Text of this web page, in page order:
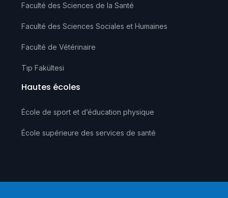
Faculté des Sciences de la Santé
Faculté des Sciences Sociales et Humaines
Faculté de Vétérinaire
Tıp Fakültesi
Hautes écoles
École de sport et d’éducation physique
École supérieure des services de santé